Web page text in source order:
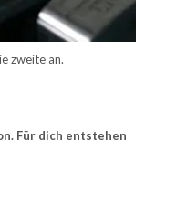
zweite an.
Für dich entstehen